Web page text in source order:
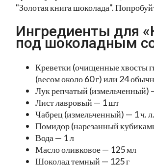
"Золотая книга шоколада".
Ингредиенты для
под шоколадным
Креветки (очищенные хвосты
(весом около 60 г) или 24
Лук репчатый (измельченный)
Лист лавровый — 1 шт
Чабрец (измельченный) — 1 ч. л.
Помидор (нарезанный
Вода — 1 л
Масло оливковое — 125 мл
Шоколад темный — 125 г